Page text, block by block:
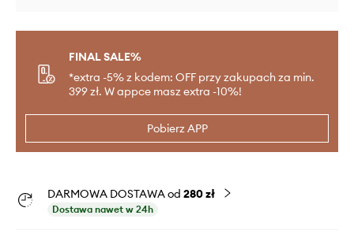
FINAL SALE%
*extra -5% z kodem: OFF przy zakupach za min.
399 zł. W appce masz extra -10%!
Pobierz APP
DARMOWA DOSTAWA od 280 zł
Dostawa nawet w 24h